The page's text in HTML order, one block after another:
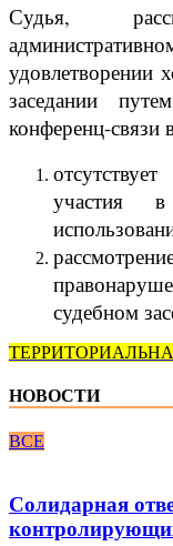
Судья,
удовлетворении
заседании
конференц-связи
участия
судебном
НОВОСТИ
ВСЕ
Солидарная